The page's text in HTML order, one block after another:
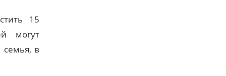
15
могут
в